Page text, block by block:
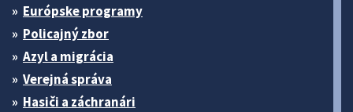
Európske programy
Policajný zbor
Azyl a migrácia
Verejná správa
Hasiči a záchranári